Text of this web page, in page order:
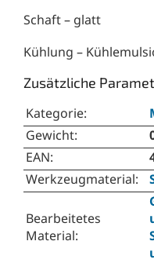
Schaft – glatt
Kühlung –
Zusätzliche
Kategorie:
Gewicht:
EAN:
Werkzeugmaterial:
Bearbeitetes
Material: